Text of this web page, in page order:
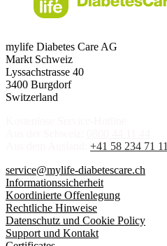
mylife Diabetes Care AG
Markt Schweiz
Lyssachstrasse 40
3400 Burgdorf
Switzerland
+41 58 234 71 11
service@mylife-diabetescare.ch
Informationssicherheit
Koordinierte Offenlegung
Rechtliche Hinweise
Datenschutz und Cookie Policy
Support und Kontakt